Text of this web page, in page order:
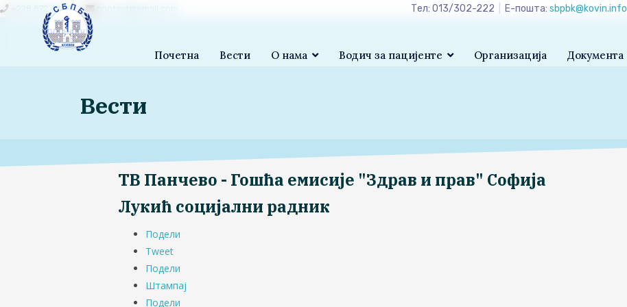
Тел: 013/302-222 Е-пошта:sbpbk@kovin.info
Почетна Вести О нама Водич за пацијенте Организација Документа
+228 872 4444 contact@email.com
Вести
ТВ Панчево - Гошћа емисије "Здрав и прав" Софија
Лукић социјални радник
Подели
Tweet
Подели
Штампај
Подели